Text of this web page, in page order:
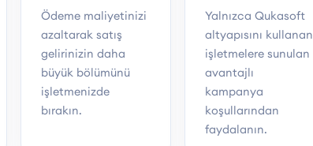
Ödeme maliyetinizi
azaltarak satış
gelirinizin daha
büyük bölümünü
işletmenizde
bırakın.
Yalnızca Qukasoft
altyapısını kullanan
işletmelere sunulan
avantajlı
kampanya
koşullarından
faydalanın.